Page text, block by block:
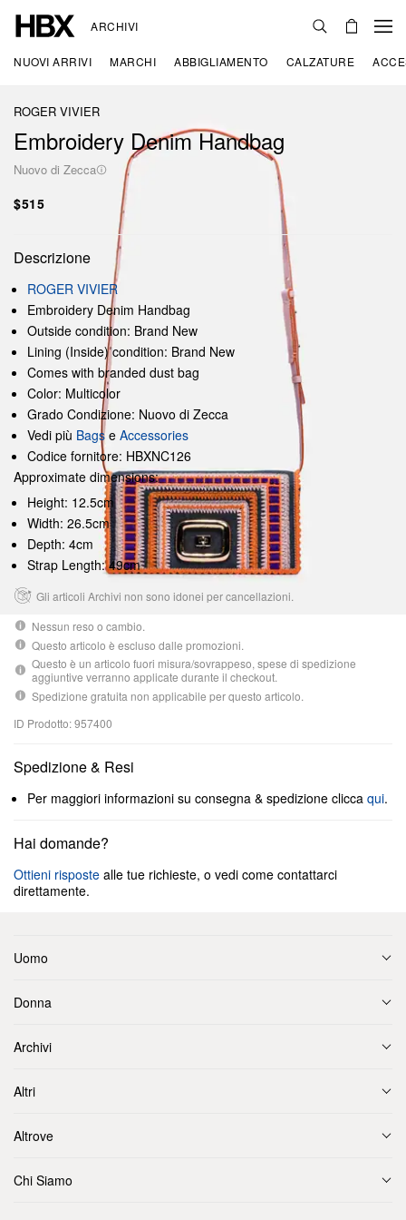
ARCHIVI
NUOVI ARRIVI MARCHI ABBIGLIAMENTO CALZATURE
ROGER VIVIER
Embroidery Denim Handbag
Nuovo di Zecca
$515
Descrizione
ROGER VIVIER
Embroidery Denim Handbag
Outside condition: Brand New
Lining (Inside) condition: Brand New
Comes with branded dust bag
Color: Multicolor
Grado Condizione: Nuovo di Zecca
Vedi più Bagse Accessories
Codice fornitore: HBXNC126
Approximate dimensions:
Height: 12.5cm
Width: 26.5cm
Depth: 4cm
Strap Length: 49cm
Gli articoli Archivi non sono idonei per cancellazioni.
Nessun reso o cambio.
Questo articolo è escluso dalle promozioni.
Questo è un articolo fuori misura/sovrappeso, spese di spedizione
aggiuntive verranno applicate durante il checkout.
Spedizione gratuita non applicabile per questo articolo.
ID Prodotto: 957400
Spedizione & Resi
Per maggiori informazioni su consegna & spedizione clicca qui.
Hai domande?
Ottieni risposte alle tue richieste, o vedi come contattarci
direttamente.
Uomo
Donna
Archivi
Altri
Altrove
Chi Siamo